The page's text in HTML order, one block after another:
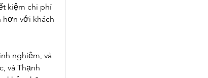
kiệm chi phí
hơn với khách
nghiệm, và
và Thạnh